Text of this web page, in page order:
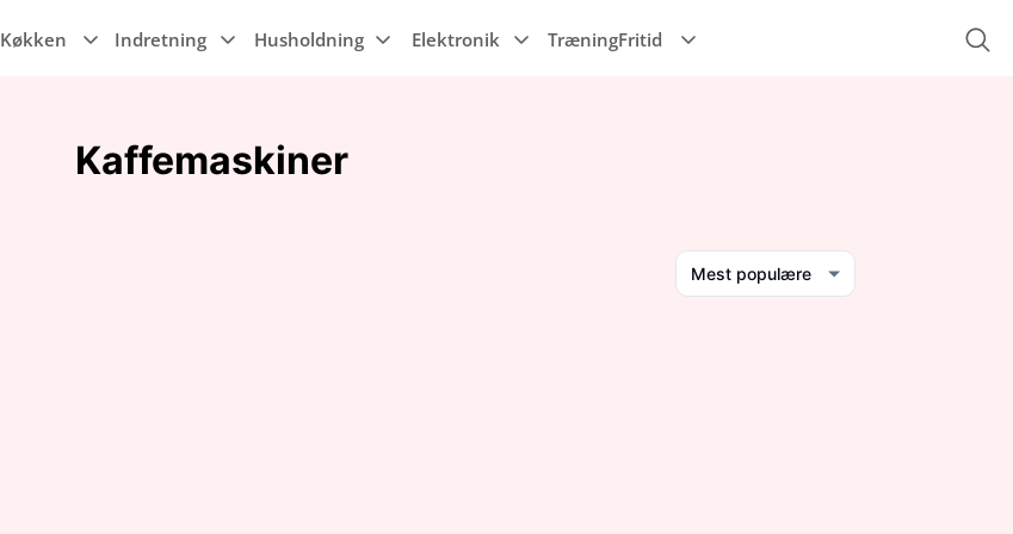
Køkken
Kaffemaskiner
Indretning
Senge
Husholdning
Støvsugere
Elektronik
Wi-Fi
TræningFritid
Kaffemaskiner
Mest populære